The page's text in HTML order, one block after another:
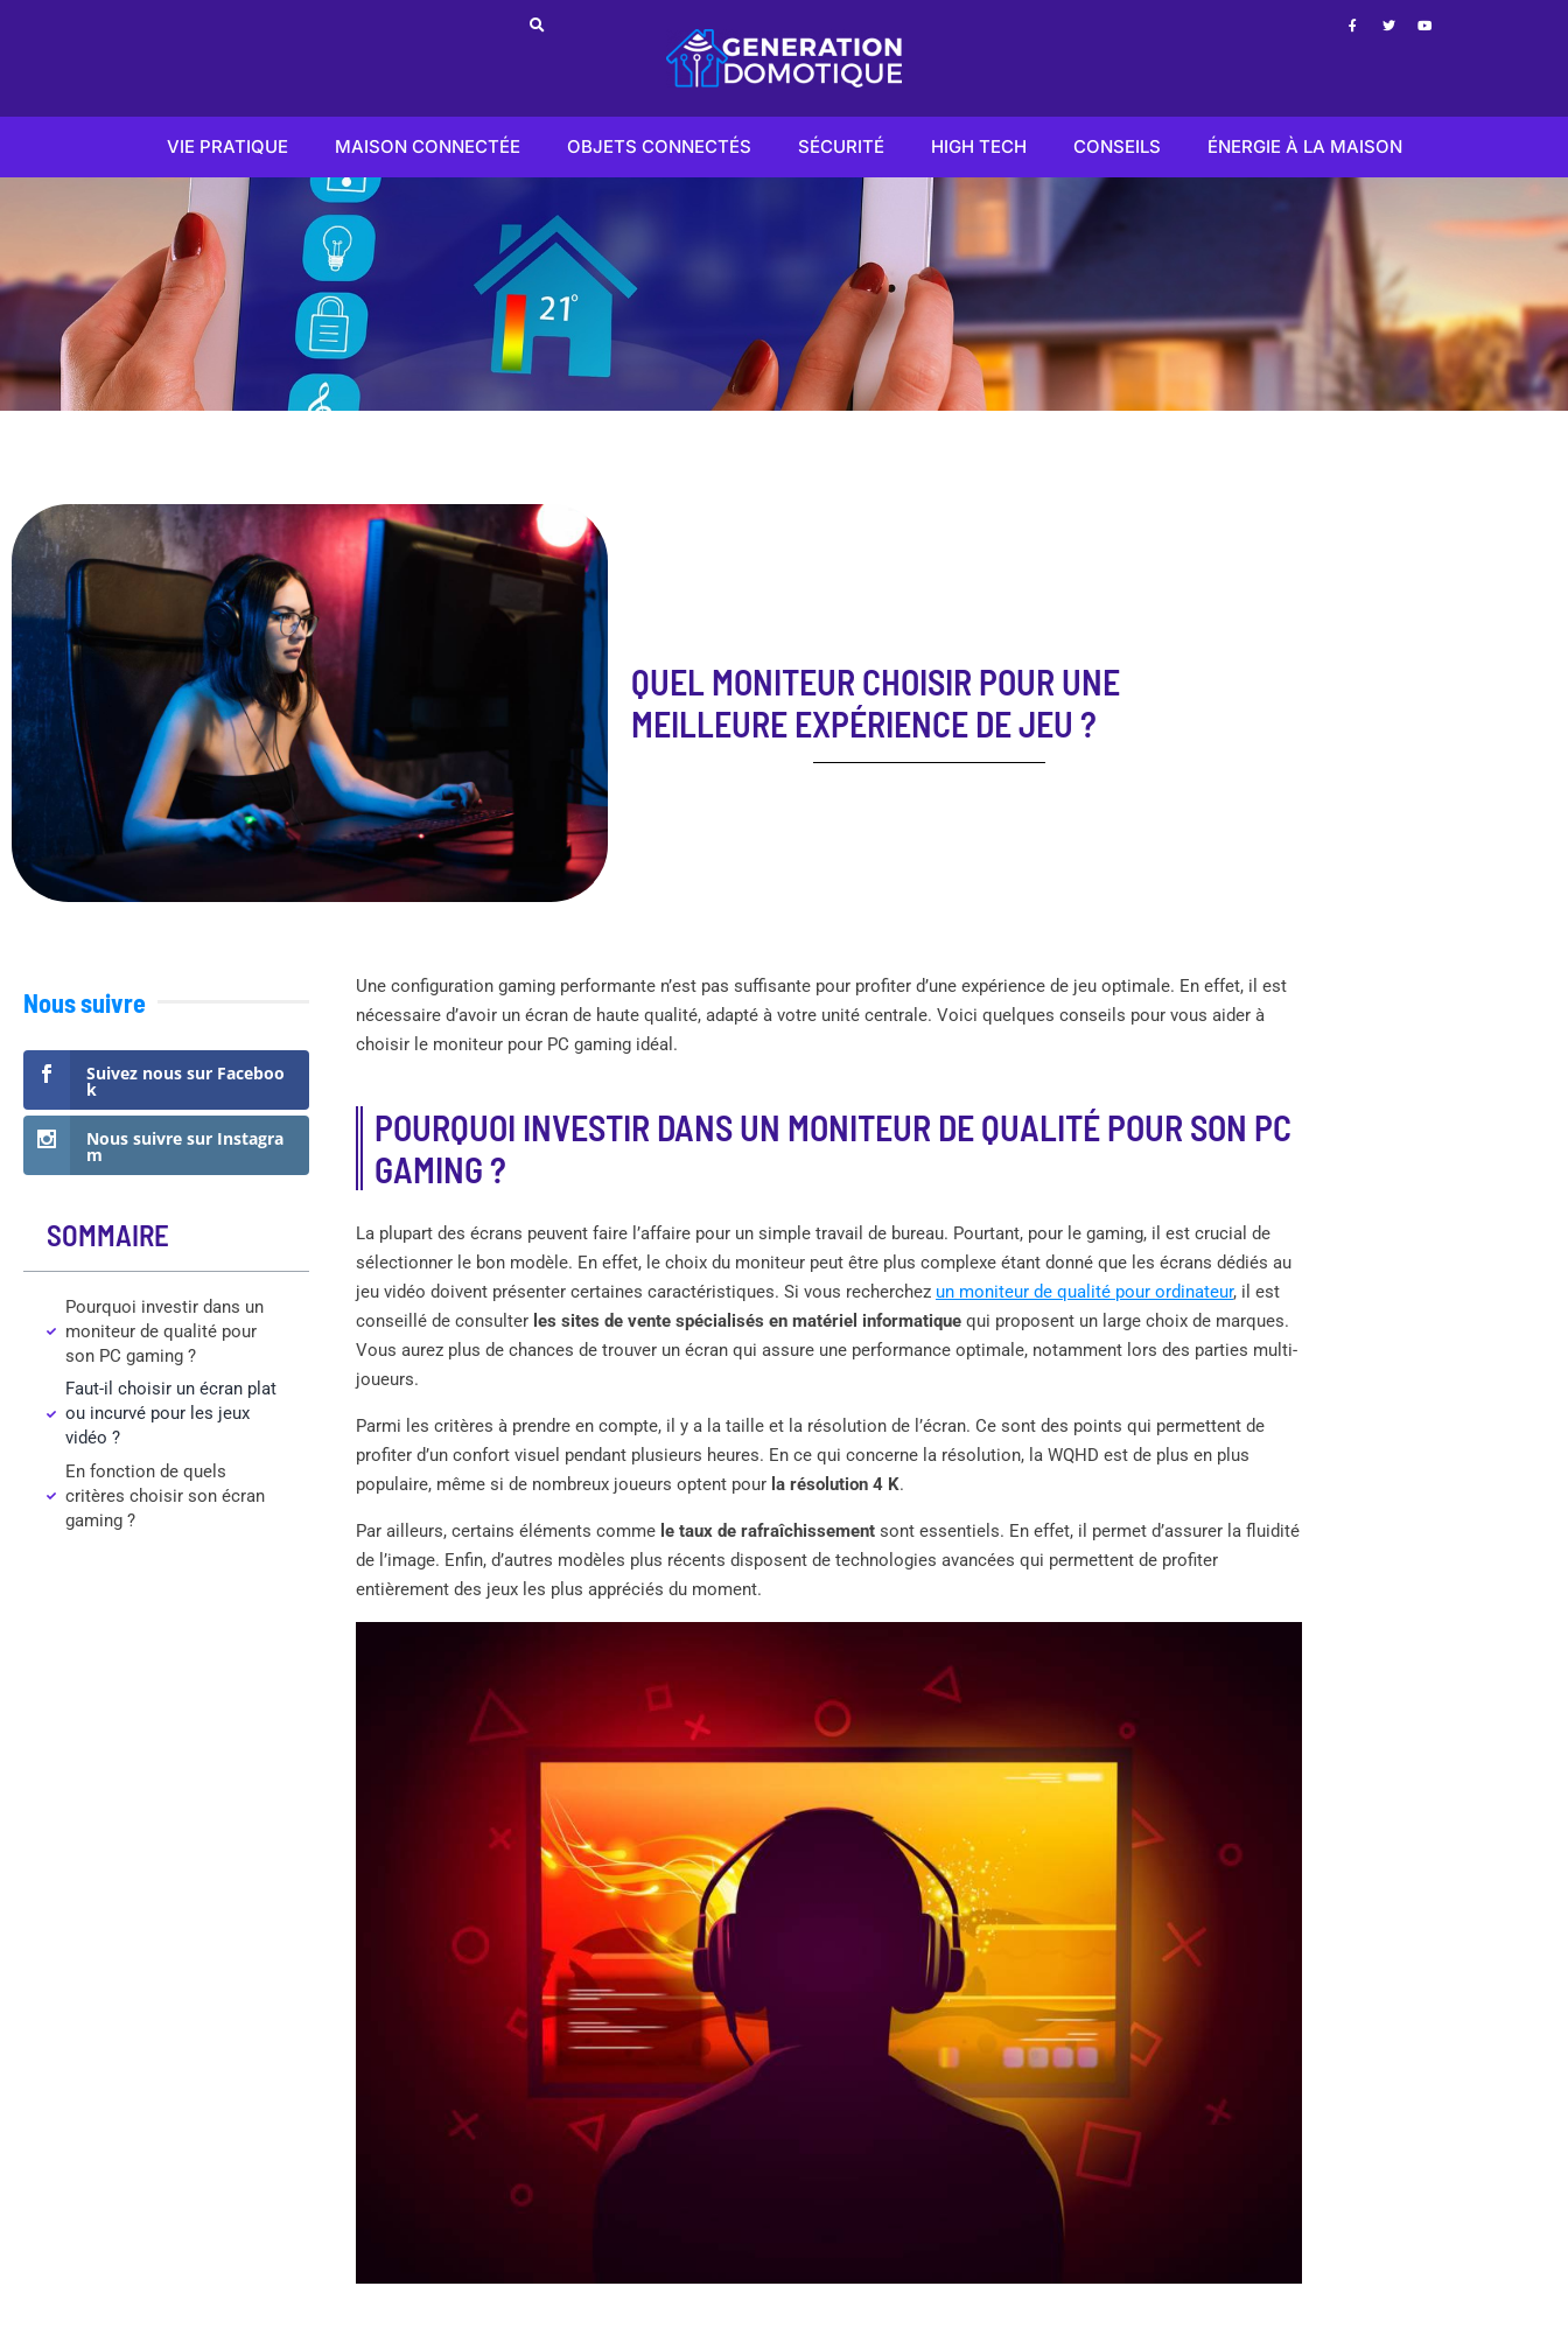
VIE PRATIQUE MAISON CONNECTÉE OBJETS CONNECTÉS SÉCURITÉ HIGH TECH CONSEILS ÉNERGIE À LA MAISON
QUEL MONITEUR CHOISIR POUR UNE
MEILLEURE EXPÉRIENCE DE JEU ?
Nous suivre
Suivez nous sur Faceboo
k
Nous suivre sur Instagra
m
SOMMAIRE
Pourquoi investir dans un
moniteur de qualité pour
son PC gaming ?
Faut-il choisir un écran plat
ou incurvé pour les jeux
vidéo ?
En fonction de quels
critères choisir son écran
gaming ?
Une configuration gaming performante n’est pas suffisante pour profiter d’une expérience de jeu optimale. En effet, il est
nécessaire d’avoir un écran de haute qualité, adapté à votre unité centrale. Voici quelques conseils pour vous aider à
choisir le moniteur pour PC gaming idéal.
POURQUOI INVESTIR DANS UN MONITEUR DE QUALITÉ POUR SON PC
GAMING ?
La plupart des écrans peuvent faire l’affaire pour un simple travail de bureau. Pourtant, pour le gaming, il est crucial de
sélectionner le bon modèle. En effet, le choix du moniteur peut être plus complexe étant donné que les écrans dédiés au
jeu vidéo doivent présenter certaines caractéristiques. Si vous recherchez un moniteur de qualité pour ordinateur, il est
conseillé de consulter les sites de vente spécialisés en matériel informatique qui proposent un large choix de marques.
Vous aurez plus de chances de trouver un écran qui assure une performance optimale, notamment lors des parties multi-
joueurs.
Parmi les critères à prendre en compte, il y a la taille et la résolution de l’écran. Ce sont des points qui permettent de
profiter d’un confort visuel pendant plusieurs heures. En ce qui concerne la résolution, la WQHD est de plus en plus
populaire, même si de nombreux joueurs optent pour la résolution 4 K.
Par ailleurs, certains éléments comme le taux de rafraîchissement sont essentiels. En effet, il permet d’assurer la fluidité
de l’image. Enfin, d’autres modèles plus récents disposent de technologies avancées qui permettent de profiter
entièrement des jeux les plus appréciés du moment.